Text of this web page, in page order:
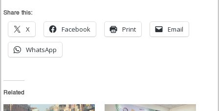
Share this:
X Facebook Print Email
WhatsApp
Related